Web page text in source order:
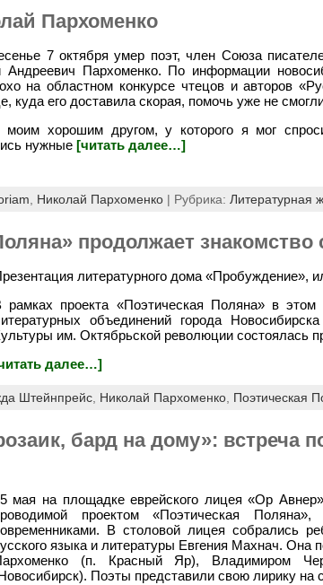
Пархоменко
7 октября умер поэт, член Союза
Андреевич Пархоменко. По информации
на областном конкурсе чтецов и авторов
куда его доставила скорая, помочь уже не
хорошим другом, у которого я мог
нужные [читать далее…]
Николай Пархоменко| Рубрика: Литературная
продолжает
литературного дома «Пробуждение»,
рамках проекта «Поэтическая Поляна» в
объединений города
им. Октябрьской революции состоялась
далее…]
Штейнпрейс, Николай Пархоменко, Поэтическая
бард на дому»: встреча
мая на площадке еврейского лицея «Ор
проектом «Поэтическая
В столовой лицея собрались
языка и литературы Евгения Махнач.
(п. Красный Яр), Владимиром
Поэты представили свою лирику на